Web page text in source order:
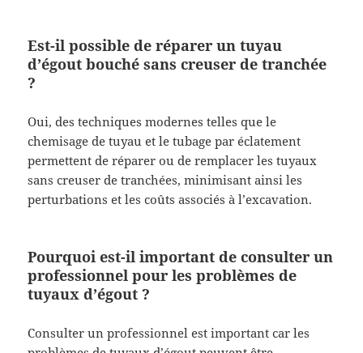
Est-il possible de réparer un tuyau
d’égout bouché sans creuser de tranchée
?
Oui, des techniques modernes telles que le
chemisage de tuyau et le tubage par éclatement
permettent de réparer ou de remplacer les tuyaux
sans creuser de tranchées, minimisant ainsi les
perturbations et les coûts associés à l’excavation.
Pourquoi est-il important de consulter un
professionnel pour les problèmes de
tuyaux d’égout ?
Consulter un professionnel est important car les